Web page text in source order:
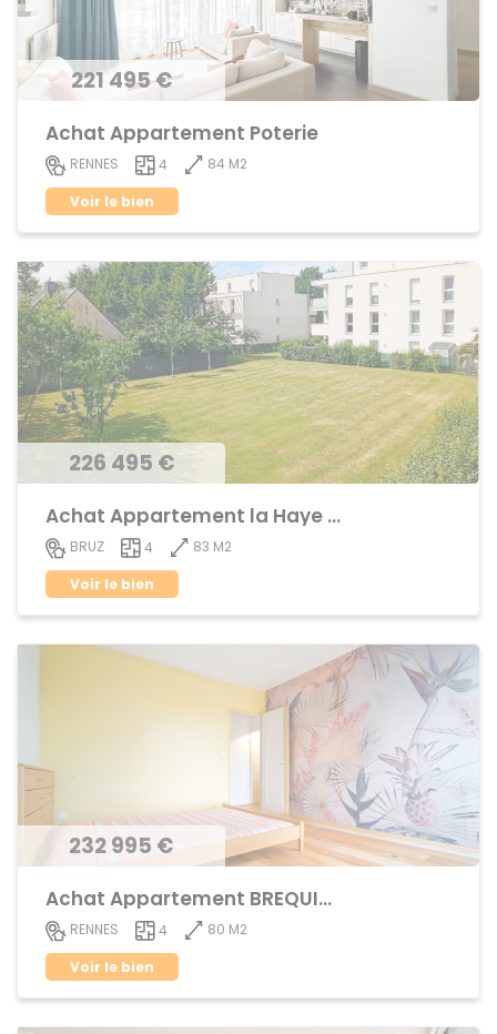
221 495 €
Achat Appartement Poterie
RENNES 4
84 M2
Voir le bien
226 495 €
Achat Appartement la Haye de Pan
BRUZ 4
83 M2
Voir le bien
232 995 €
Achat Appartement BREQUIGNY
RENNES 4
80 M2
Voir le bien